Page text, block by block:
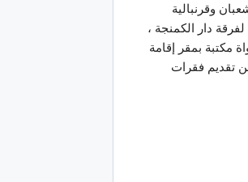
وقرنبالية
دار الكمنجة ،
مكتبة بمقر إقامة
تقديم فقرات